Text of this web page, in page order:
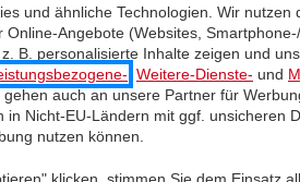
und ähnliche Technologien. Wir
Online-Angebote (Websites,
B. personalisierte Inhalte zeigen und
Weitere-Dienste- und
auch an unsere Partner für
in Nicht-EU-Ländern mit ggf. unsicheren
nutzen können.
klicken, stimmen Sie dem Einsatz